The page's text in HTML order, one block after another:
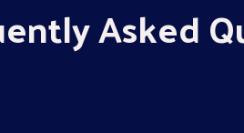
Asked